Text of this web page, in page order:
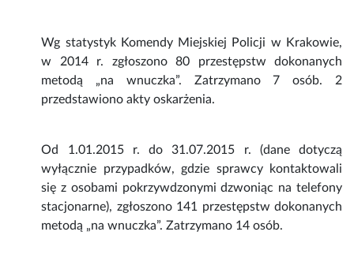
Wg statystyk Komendy Miejskiej Policji w Krakowie,
w 2014 r. zgłoszono 80 przestępstw dokonanych
metodą „na wnuczka”. Zatrzymano 7 osób. 2
przedstawiono akty oskarżenia.
Od 1.01.2015 r. do 31.07.2015 r. (dane dotyczą
wyłącznie przypadków, gdzie sprawcy kontaktowali
się z osobami pokrzywdzonymi dzwoniąc na telefony
stacjonarne), zgłoszono 141 przestępstw dokonanych
metodą „na wnuczka”. Zatrzymano 14 osób.